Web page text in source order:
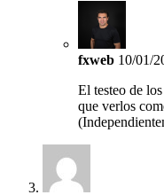
fxweb 10/01/
El testeo de
que verlos